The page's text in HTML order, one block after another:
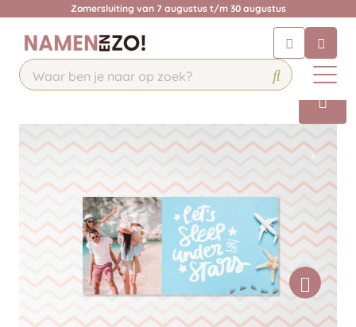
Zomersluiting van 7 augustus t/m 30 augustus
Chat 24/7 met onze chatbot voor
hulp
Contact